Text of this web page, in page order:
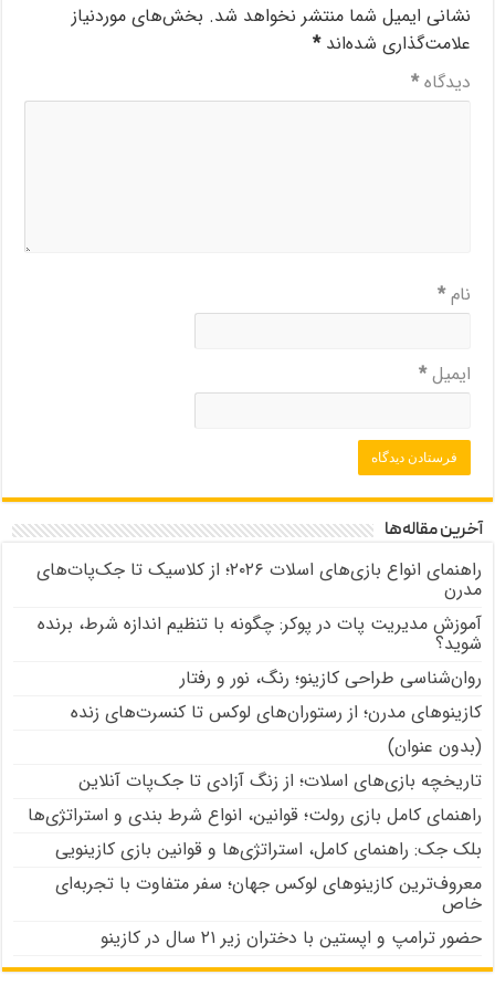
نشانی ایمیل شما منتشر نخواهد شد. بخش‌های موردنیاز
علامت‌گذاری شده‌اند*
دیدگاه*
نام*
ایمیل*
آخرین مقاله‌ها
راهنمای انواع بازی‌های اسلات ۲۰۲۶؛ از کلاسیک تا جک‌پات‌های
مدرن
آموزش مدیریت پات در پوکر: چگونه با تنظیم اندازه شرط، برنده
شوید؟
روان‌شناسی طراحی کازینو؛ رنگ، نور و رفتار
کازینوهای مدرن؛ از رستوران‌های لوکس تا کنسرت‌های زنده
(بدون عنوان)
تاریخچه بازی‌های اسلات؛ از زنگ آزادی تا جک‌پات‌ آنلاین
راهنمای کامل بازی رولت؛ قوانین، انواع شرط بندی و استراتژی‌ها
بلک جک: راهنمای کامل، استراتژی‌ها و قوانین بازی کازینویی
معروف‌ترین کازینوهای لوکس جهان؛ سفر متفاوت با تجربه‌ای
خاص
حضور ترامپ و اپستین با دختران زیر ۲۱ سال در کازینو